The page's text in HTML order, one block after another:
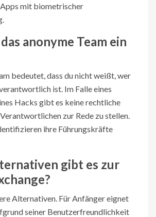
mit biometrischer
anonyme Team ein
bedeutet, dass du nicht weißt, wer
ist. Im Falle eines
Hacks gibt es keine rechtliche
zur Rede zu stellen.
ihre Führungskräfte
gibt es zur
Alternativen. Für Anfänger eignet
seiner Benutzerfreundlichkeit